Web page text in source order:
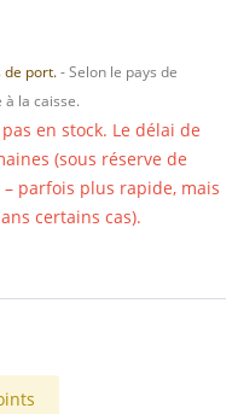
de port.- Selon le pays de
la caisse.
en stock. Le délai de
(sous réserve de
parfois plus rapide, mais
certains cas).